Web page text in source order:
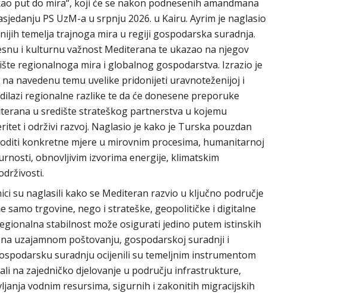
put do mira“, koji će se nakon podnesenih amandmana
PS UzM-a u srpnju 2026. u Kairu. Ayrim je naglasio
temelja trajnoga mira u regiji gospodarska suradnja.
i kulturnu važnost Mediterana te ukazao na njegov
regionalnoga mira i globalnog gospodarstva. Izrazio je
navedenu temu uvelike pridonijeti uravnoteženijoj i
regionalne razlike te da će donesene preporuke
u središte strateškog partnerstva u kojemu
i održivi razvoj. Naglasio je kako je Turska pouzdan
konkretne mjere u mirovnim procesima, humanitarnoj
obnovljivim izvorima energije, klimatskim
su naglasili kako se Mediteran razvio u ključno područje
samo trgovine, nego i strateške, geopolitičke i digitalne
stabilnost može osigurati jedino putem istinskih
uzajamnom poštovanju, gospodarskoj suradnji i
suradnju ocijenili su temeljnim instrumentom
na zajedničko djelovanje u području infrastrukture,
vodnim resursima, sigurnih i zakonitih migracijskih